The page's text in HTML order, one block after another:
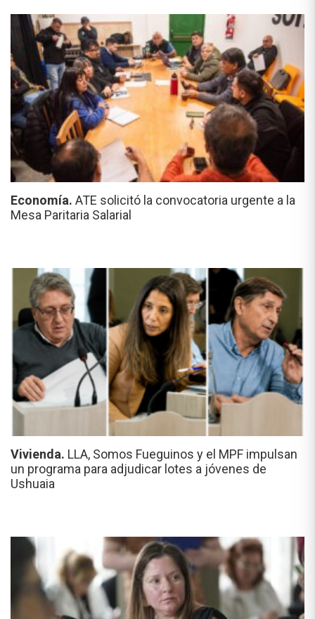
Economía. ATE solicitó la convocatoria urgente a la
Mesa Paritaria Salarial
Vivienda. LLA, Somos Fueguinos y el MPF impulsan
un programa para adjudicar lotes a jóvenes de
Ushuaia